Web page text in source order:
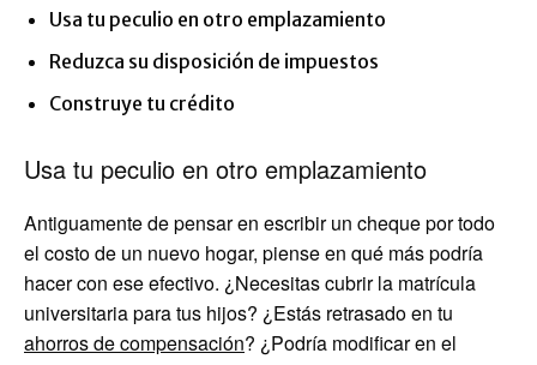
Usa tu peculio en otro emplazamiento
Reduzca su disposición de impuestos
Construye tu crédito
Usa tu peculio en otro emplazamiento
Antiguamente de pensar en escribir un cheque por todo
el costo de un nuevo hogar, piense en qué más podría
hacer con ese efectivo. ¿Necesitas cubrir la matrícula
universitaria para tus hijos? ¿Estás retrasado en tu
ahorros de compensación? ¿Podría modificar en el